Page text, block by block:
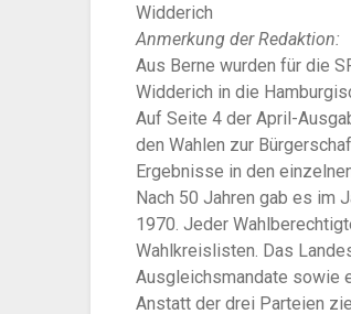
Widderich
Anmerkung der Redaktion:
Aus Berne wurden für die
Widderich in die
Auf Seite 4 der April-
den Wahlen zur
Ergebnisse in den
Nach 50 Jahren gab es im
1970. Jeder
Wahlkreislisten. Das
Ausgleichsmandate sowie
Anstatt der drei Parteien